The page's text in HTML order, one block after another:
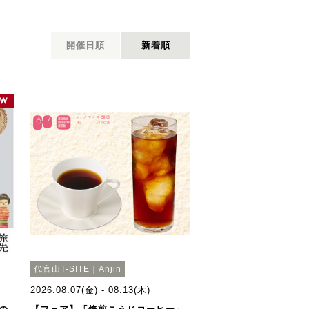
開催日順 新着順
代官山T-SITE｜Anjin
2026.08.07(金) - 08.13(木)